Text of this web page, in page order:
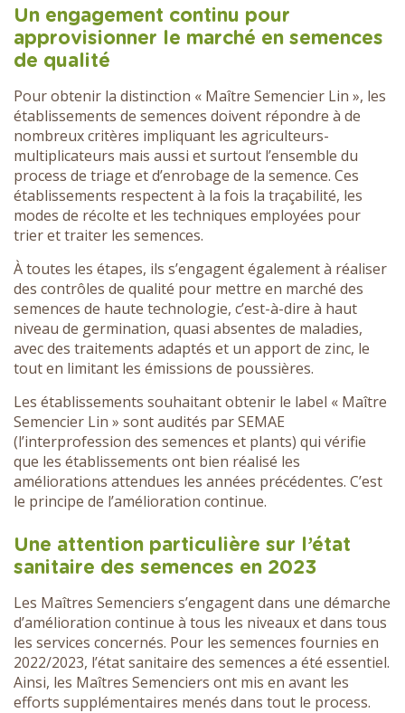
Un engagement continu pour
approvisionner le marché en semences
de qualité
Pour obtenir la distinction « Maître Semencier Lin », les
établissements de semences doivent répondre à de
nombreux critères impliquant les agriculteurs-
multiplicateurs mais aussi et surtout l’ensemble du
process de triage et d’enrobage de la semence. Ces
établissements respectent à la fois la traçabilité, les
modes de récolte et les techniques employées pour
trier et traiter les semences.
À toutes les étapes, ils s’engagent également à réaliser
des contrôles de qualité pour mettre en marché des
semences de haute technologie, c’est-à-dire à haut
niveau de germination, quasi absentes de maladies,
avec des traitements adaptés et un apport de zinc, le
tout en limitant les émissions de poussières.
Les établissements souhaitant obtenir le label « Maître
Semencier Lin » sont audités par SEMAE
(l’interprofession des semences et plants) qui vérifie
que les établissements ont bien réalisé les
améliorations attendues les années précédentes. C’est
le principe de l’amélioration continue.
Une attention particulière sur l’état
sanitaire des semences en 2023
Les Maîtres Semenciers s’engagent dans une démarche
d’amélioration continue à tous les niveaux et dans tous
les services concernés. Pour les semences fournies en
2022/2023, l’état sanitaire des semences a été essentiel.
Ainsi, les Maîtres Semenciers ont mis en avant les
efforts supplémentaires menés dans tout le process.